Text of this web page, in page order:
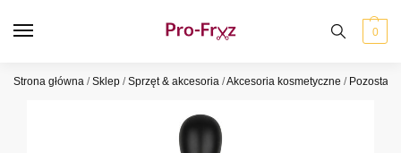
0
Strona główna /Sklep /Sprzęt & akcesoria /Akcesoria kosmetyczne / Pozostałe